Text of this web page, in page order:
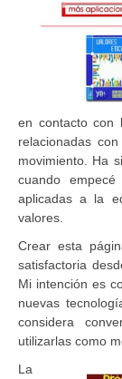
en contacto con
relacionadas
movimiento. Ha
cuando
aplicadas a la
valores.
Crear esta
satisfactoria
Mi intención es
nuevas
considera
utilizarlas como
La